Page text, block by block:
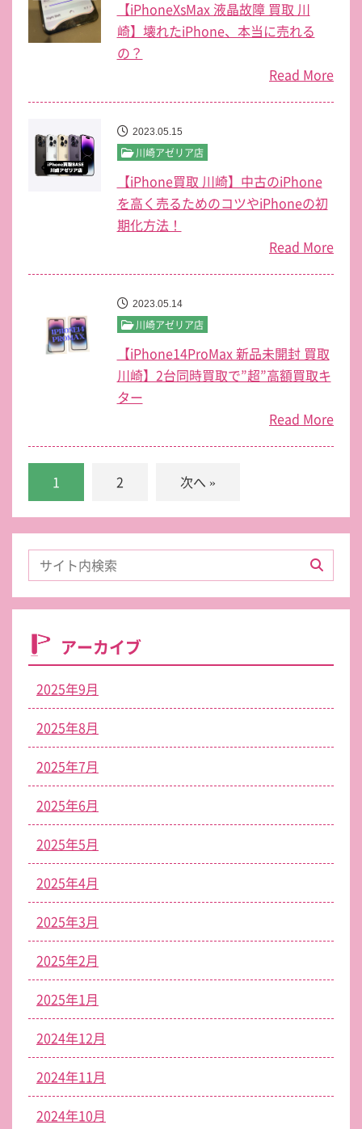
【iPhoneXsMax 液晶故障 買取 川
崎】壊れたiPhone、本当に売れる
の？
Read More
2023.05.15
川崎アゼリア店
【iPhone買取 川崎】中古のiPhone
を高く売るためのコツやiPhoneの初
期化方法！
Read More
2023.05.14
川崎アゼリア店
【iPhone14ProMax 新品未開封 買取
川崎】2台同時買取で”超”高額買取キ
ター
Read More
1 2 次へ »
アーカイブ
2025年9月
2025年8月
2025年7月
2025年6月
2025年5月
2025年4月
2025年3月
2025年2月
2025年1月
2024年12月
2024年11月
2024年10月